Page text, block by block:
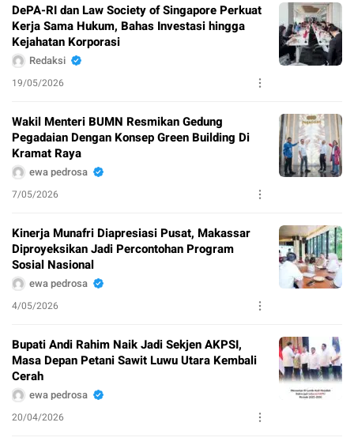
DePA-RI dan Law Society of Singapore Perkuat
Kerja Sama Hukum, Bahas Investasi hingga
Kejahatan Korporasi
Redaksi
19/05/2026
Wakil Menteri BUMN Resmikan Gedung
Pegadaian Dengan Konsep Green Building Di
Kramat Raya
ewa pedrosa
7/05/2026
Kinerja Munafri Diapresiasi Pusat, Makassar
Diproyeksikan Jadi Percontohan Program
Sosial Nasional
ewa pedrosa
4/05/2026
Bupati Andi Rahim Naik Jadi Sekjen AKPSI,
Masa Depan Petani Sawit Luwu Utara Kembali
Cerah
ewa pedrosa
20/04/2026